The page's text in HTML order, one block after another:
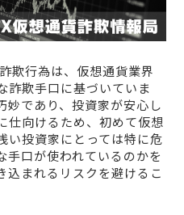
欺行為は、仮想通貨業界
詐欺手口に基づいていま
妙であり、投資家が安心し
仕向けるため、初めて仮想
い投資家にとっては特に危
手口が使われているのかを
込まれるリスクを避けるこ